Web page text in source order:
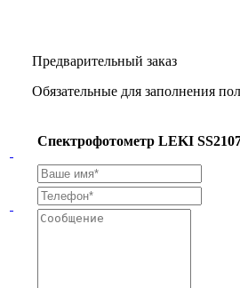
Предварительный заказ
Обязательные для заполнения
Спектрофотометр LEKI